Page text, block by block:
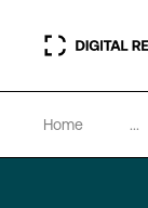
데이터 센터
Home ...